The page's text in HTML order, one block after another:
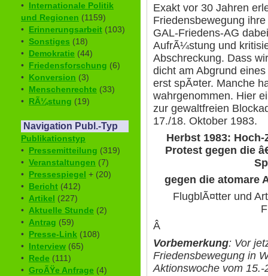
• Internationale Politik
und Regionen (1159)
• Erinnerungsarbeit (103)
• Sonstiges (18)
• Demokratie (44)
• Friedensforschung (6)
• Konversion (3)
• Menschenrechte (33)
• RÃ¼stung (19)
Navigation Publ.-Typ
Publikationstyp
• Pressemitteilung (319)
• Veranstaltungen (7)
• Pressespiegel + (20)
• Bericht (412)
• Artikel (227)
• Aktuelle Stunde (2)
• Antrag (59)
• Presse-Link (108)
• Interview (65)
• Rede (111)
• GroÃŸe Anfrage (4)
Exakt vor 30 Jahren
Friedensbewegung
GAL-Friedens-AG
AufrÃ¼stung und
Abschreckung. Dass
dicht am Abgrund
erst spÃ¤ter. Manche
wahrgenommen. Hier
zur gewaltfreien
17./18. Oktober 1983.
Herbst 1983:
Protest gegen die
gegen die atomare
FlugblÃ¤tter und
Â
Vorbemerkung: Vor
Friedensbewegung in
Aktionswoche vom